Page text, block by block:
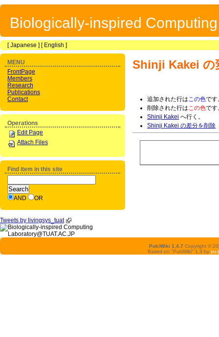
Biologically-inspired
[Japanese ] [ English ]
Shinji Kakei の
追加された行はこの色です
削除された行はこの色です
Shinji Kakei へ行く。
Shinji Kakei の差分を削除
MENU
FrontPage
Members
Research
Publications
Contact
Operations
Edit Page
Attach Files
Find item in this site
AND OR
Tweets by livingsys_tuat
PukiWiki 1.4.7 Copyright ©
Based on "PukiWiki" 1.3 by yu-ji